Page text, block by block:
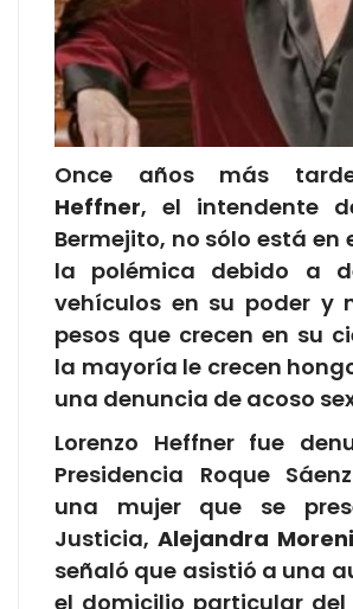
Once años más
Heffner, el intendente
Bermejito, no sólo está en
la polémica debido a
vehículos en su poder y
pesos que crecen en su
la mayoría le crecen
una denuncia de acoso
Lorenzo Heffner fue
Presidencia Roque
una mujer que se
Justicia, Alejandra
señaló que asistió a una
el domicilio particular del